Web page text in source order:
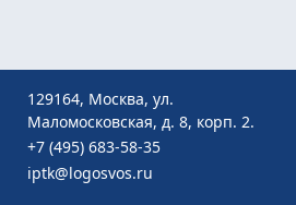
129164, Москва, ул.
Маломосковская, д. 8, корп. 2.
+7 (495) 683-58-35
iptk@logosvos.ru